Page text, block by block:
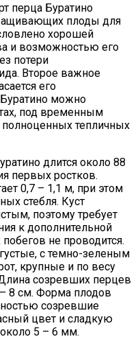
перца Буратино
плоды для
хорошей
и возможностью его
потери
Второе важное
его
Буратино можно
под временным
тепличных
длится около 88
первых ростков.
0,7 – 1,1 м, при этом
стебля. Куст
поэтому требует
к дополнительной
не проводится.
с темно-зеленым
крупные и по весу
созревших перцев
8 см. Форма плодов
созревшие
цвет и сладкую
5 – 6 мм.